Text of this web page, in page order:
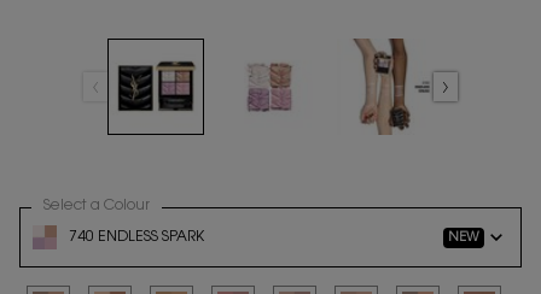
740 ENDLESS SPARK
NEW
Select a Colour for อายแชโดว์พาเลตต์ YSL COUTURE MINI CLUTCH